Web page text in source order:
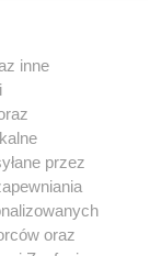
inne
przez
oraz